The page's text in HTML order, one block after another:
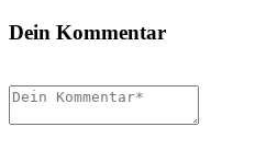
Dein Kommentar